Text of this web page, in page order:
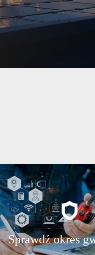
Sprawdź okres